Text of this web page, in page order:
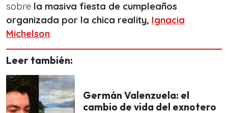
sobre la masiva fiesta de cumpleaños
organizada por la chica reality, Ignacia
Michelson.
Leer también:
Germán Valenzuela: el
cambio de vida del exnotero